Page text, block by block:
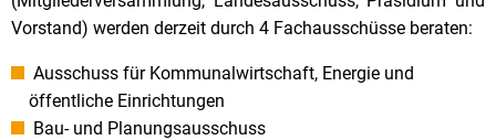
Vorstand) werden derzeit durch 4 Fachausschüsse beraten:
Ausschuss für Kommunalwirtschaft, Energie und
öffentliche Einrichtungen
Bau- und Planungsausschuss